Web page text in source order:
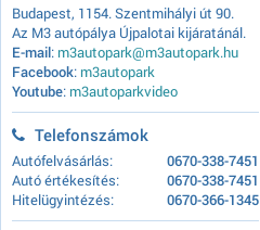
Budapest, 1154. Szentmihályi út 90.
Az M3 autópálya Újpalotai kijáratánál.
E-mail: m3autopark@m3autopark.hu
Facebook: m3autopark
Youtube: m3autoparkvideo
Telefonszámok
Autófelvásárlás:
0670-338-7451
Autó értékesítés:
0670-338-7451
Hitelügyintézés:
0670-366-1345